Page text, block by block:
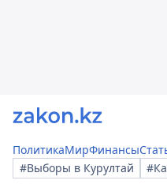
ПолитикаМирФинансы
#Выборы в Курултай